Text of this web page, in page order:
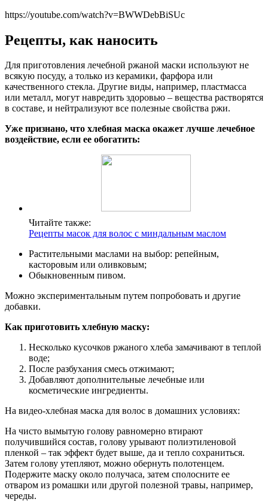
https://youtube.com/watch?v=BWWDebBiSUc
Рецепты, как наносить
Для приготовления лечебной ржаной маски используют не
всякую посуду, а только из керамики, фарфора или
качественного стекла. Другие виды, например, пластмасса
или металл, могут навредить здоровью – вещества растворятся
в составе, и нейтрализуют все полезные свойства ржи.
Уже признано, что хлебная маска окажет лучше лечебное
воздействие, если ее обогатить:
Читайте также:
Рецепты масок для волос с миндальным маслом
Растительными маслами на выбор: репейным,
касторовым или оливковым;
Обыкновенным пивом.
Можно экспериментальным путем попробовать и другие
добавки.
Как приготовить хлебную маску:
Несколько кусочков ржаного хлеба замачивают в теплой
воде;
После разбухания смесь отжимают;
Добавляют дополнительные лечебные или
косметические ингредиенты.
На видео-хлебная маска для волос в домашних условиях:
На чисто вымытую голову равномерно втирают
получившийся состав, голову урывают полиэтиленовой
пленкой – так эффект будет выше, да и тепло сохраниться.
Затем голову утепляют, можно обернуть полотенцем.
Подержите маску около получаса, затем сполосните ее
отваром из ромашки или другой полезной травы, например,
череды.